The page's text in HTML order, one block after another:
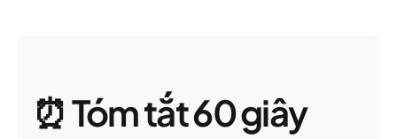
⏰ Tóm tắt 60 giây